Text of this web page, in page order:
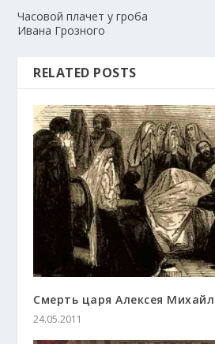
Часовой плачет у гроба
Ивана Грозного
RELATED POSTS
Смерть царя Алексея
24.05.2011